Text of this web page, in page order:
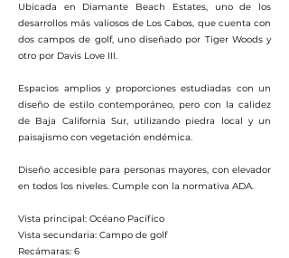
Ubicada en Diamante Beach Estates, uno de los
desarrollos más valiosos de Los Cabos, que cuenta con
dos campos de golf, uno diseñado por Tiger Woods y
otro por Davis Love III.
Espacios amplios y proporciones estudiadas con un
diseño de estilo contemporáneo, pero con la calidez
de Baja California Sur, utilizando piedra local y un
paisajismo con vegetación endémica.
Diseño accesible para personas mayores, con elevador
en todos los niveles. Cumple con la normativa ADA.
Vista principal: Océano Pacífico
Vista secundaria: Campo de golf
Recámaras: 6